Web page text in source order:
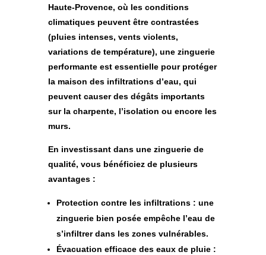
Haute-Provence, où les conditions
climatiques peuvent être contrastées
(pluies intenses, vents violents,
variations de température), une zinguerie
performante est essentielle pour protéger
la maison des infiltrations d’eau, qui
peuvent causer des dégâts importants
sur la charpente, l’isolation ou encore les
murs.
En investissant dans une zinguerie de
qualité, vous bénéficiez de plusieurs
avantages :
Protection contre les infiltrations: une
zinguerie bien posée empêche l’eau de
s’infiltrer dans les zones vulnérables.
Évacuation efficace des eaux de pluie: